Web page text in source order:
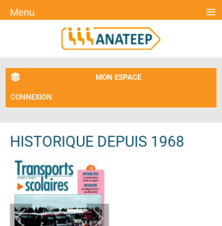
MON ESPACE
CONNEXION
HISTORIQUE DEPUIS 1968
Menu ≡